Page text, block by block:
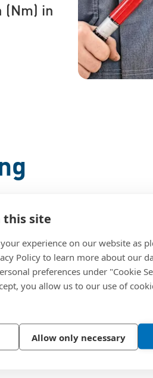
this site
experience on our website as
Policy to learn more about our
preferences under "Cookie
you allow us to our use of
Allow only necessary
(Nm) in
mit verschiedenen
Zoll? Erleichtern Sie Ihre
umrechnen möchten.
wird bei jeder